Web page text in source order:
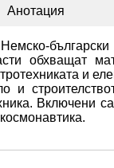
Анотация
обхващат
и
и
Включени